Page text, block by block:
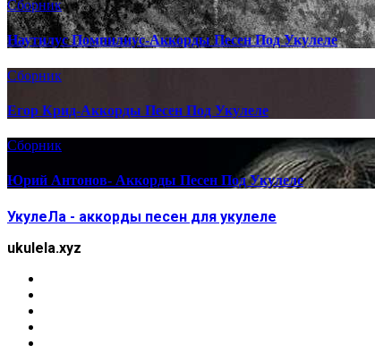
Сборник
Наутилус Помпилиус-Аккорды Песен Под Укулеле
Сборник
Егор Крид-Аккорды Песен Под Укулеле
Сборник
Юрий Антонов- Аккорды Песен Под Укулеле
УкулеЛа - аккорды песен для укулеле
ukulela.xyz